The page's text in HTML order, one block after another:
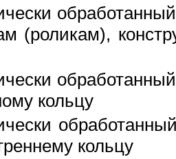
(роликам),
кольцу
кольцу